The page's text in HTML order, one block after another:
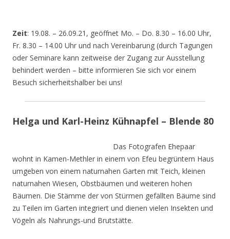
Zeit: 19.08. – 26.09.21, geöffnet Mo. – Do. 8.30 – 16.00 Uhr,
Fr. 8.30 – 14.00 Uhr und nach Vereinbarung (durch Tagungen
oder Seminare kann zeitweise der Zugang zur Ausstellung
behindert werden – bitte informieren Sie sich vor einem
Besuch sicherheitshalber bei uns!
Helga und Karl-Heinz Kühnapfel – Blende 80
Das Fotografen Ehepaar
wohnt in Kamen-Methler in einem von Efeu begrüntem Haus
umgeben von einem naturnahen Garten mit Teich, kleinen
naturnahen Wiesen, Obstbäumen und weiteren hohen
Bäumen. Die Stämme der von Stürmen gefällten Bäume sind
zu Teilen im Garten integriert und dienen vielen Insekten und
Vögeln als Nahrungs-und Brutstätte.